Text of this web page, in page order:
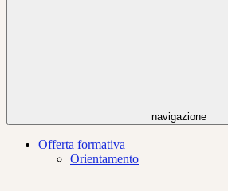
navigazione
Offerta formativa
Orientamento